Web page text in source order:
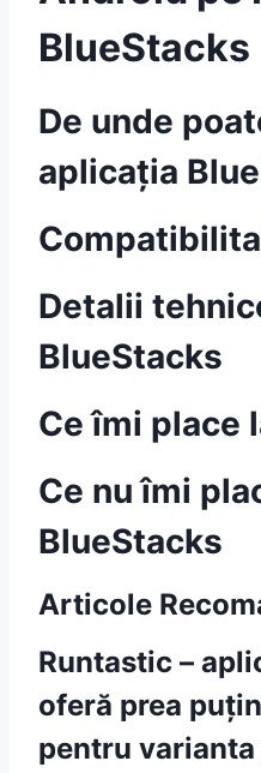
BlueStacks
De unde
aplicația
Detalii
BlueStacks
Ce îmi place
Ce nu îmi
BlueStacks
Articole
Runtastic –
oferă prea
pentru